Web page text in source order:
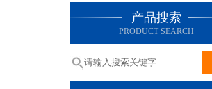
产品搜索
PRODUCT SEARCH